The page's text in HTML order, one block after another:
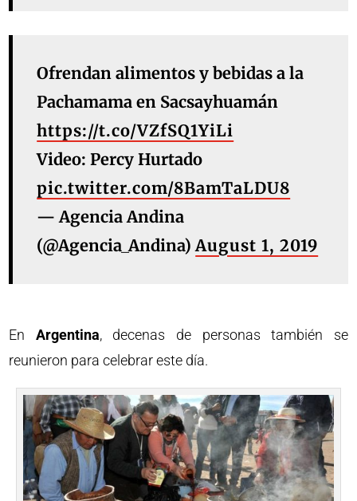
Ofrendan alimentos y bebidas a la
Pachamama en Sacsayhuamán
https://t.co/VZfSQ1YiLi
Video: Percy Hurtado
pic.twitter.com/8BamTaLDU8
— Agencia Andina
(@Agencia_Andina)August 1, 2019
En Argentina, decenas de personas también se
reunieron para celebrar este día.